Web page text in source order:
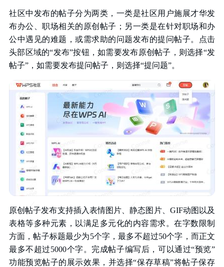
社区中发布的帖子分为两类，一类是社区用户施展才华发
布办公、职场相关的原创帖子；另一类是在针对职场和办
公中遇见的难题，或需求助的问题发布的提问帖子。点击
头部区域的“发布”按钮，如需要发布原创帖子，则选择“发
帖子”，如需要发布提问帖子，则选择“提问题”。
原创帖子发布支持插入表情图片、静态图片、GIF动图以及
表格等多种元素，以满足多元化的内容需求。在字数限制
方面，帖子标题最少为5个字，最多不超过50个字，而正文
最多不超过5000个字。完成帖子编写后，可以通过“预览”
功能预览帖子的展示效果，并选择“保存草稿”将帖子保存